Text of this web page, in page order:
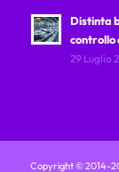
Distinta
controllo
29 Luglio
Copyright © 2014-